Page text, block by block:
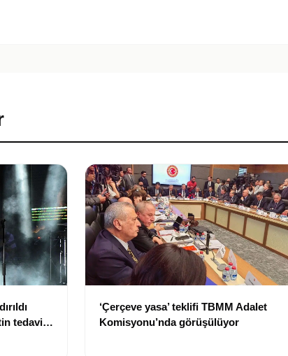
tedavim
‘Çerçeve yasa’ teklifi TBMM Adalet
Komisyonu’nda görüşülüyor